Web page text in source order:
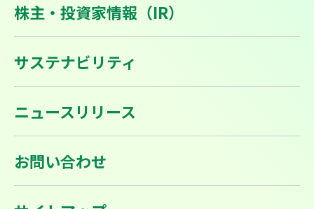
株主・投資家情報（IR）
サステナビリティ
ニュースリリース
お問い合わせ